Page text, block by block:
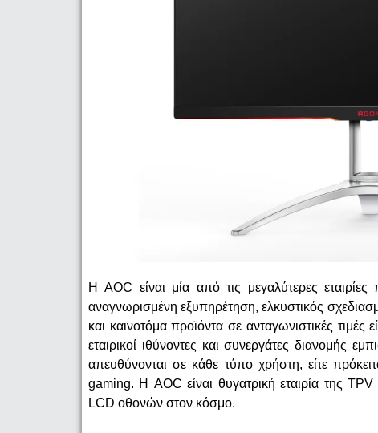
Η AOC είναι μία από τις μεγαλύτερες εταιρίες
αναγνωρισμένη εξυπηρέτηση,ελκυστικός
και καινοτόμα προϊόντα σε ανταγωνιστικές τιμές
εταιρικοί ιθύνοντες καισυνεργάτες διανομής
απευθύνονται σε κάθε τύπο χρήστη, είτε
gaming. Η AOCείναι θυγατρική εταιρία της TPV
LCD οθονών στον κόσμο.